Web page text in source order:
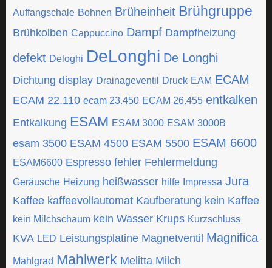
Auffangschale Bohnen Brüheinheit Brühgruppe
Brühkolben Cappuccino Dampf Dampfheizung
defekt Deloghi DeLonghi De Longhi
Dichtung display Drainageventil Druck EAM ECAM
ECAM 22.110 ecam 23.450 ECAM 26.455 entkalken
Entkalkung ESAM ESAM 3000 ESAM 3000B
esam 3500 ESAM 4500 ESAM 5500 ESAM 6600
ESAM6600 Espresso fehler Fehlermeldung
Geräusche Heizung heißwasser hilfe Impressa Jura
Kaffee kaffeevollautomat Kaufberatung kein Kaffee
kein Milchschaum kein Wasser Krups Kurzschluss
KVA LED Leistungsplatine Magnetventil Magnifica
Mahlgrad Mahlwerk Melitta Milch